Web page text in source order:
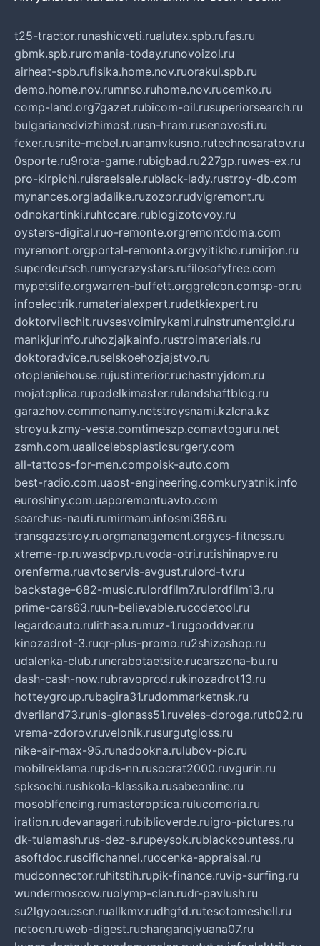
t25-tractor.runashicveti.rualutex.spb.rufas.ru
gbmk.spb.ruromania-today.runovoizol.ru
airheat-spb.rufisika.home.nov.ruorakul.spb.ru
demo.home.nov.rumnso.ruhome.nov.rucemko.ru
comp-land.org7gazet.rubicom-oil.rusuperiorsearch.ru
bulgarianedvizhimost.rusn-hram.rusenovosti.ru
fexer.rusnite-mebel.ruanamvkusno.rutechnosaratov.ru
0sporte.ru9rota-game.rubigbad.ru227gp.ruwes-ex.ru
pro-kirpichi.ruisraelsale.rublack-lady.rustroy-db.com
mynances.orgladalike.ruzozor.rudvigremont.ru
odnokartinki.ruhtccare.rublogizotovoy.ru
oysters-digital.ruo-remonte.orgremontdoma.com
myremont.orgportal-remonta.orgvyitikho.rumirjon.ru
superdeutsch.rumycrazystars.rufilosofyfree.com
mypetslife.orgwarren-buffett.orggreleon.comsp-or.ru
infoelectrik.rumaterialexpert.rudetkiexpert.ru
doktorvilechit.ruvsesvoimirykami.ruinstrumentgid.ru
manikjurinfo.ruhozjajkainfo.rustroimaterials.ru
doktoradvice.ruselskoehozjajstvo.ru
otopleniehouse.rujustinterior.ruchastnyjdom.ru
mojateplica.rupodelkimaster.rulandshaftblog.ru
garazhov.commonamy.netstroysnami.kzlcna.kz
stroyu.kzmy-vesta.comtimeszp.comavtoguru.net
zsmh.com.uaallcelebsplasticsurgery.com
all-tattoos-for-men.compoisk-auto.com
best-radio.com.uaost-engineering.comkuryatnik.info
euroshiny.com.uaporemontuavto.com
searchus-nauti.rumirmam.infosmi366.ru
transgazstroy.ruorgmanagement.orgyes-fitness.ru
xtreme-rp.ruwasdpvp.ruvoda-otri.rutishinapve.ru
orenferma.ruavtoservis-avgust.rulord-tv.ru
backstage-682-music.rulordfilm7.rulordfilm13.ru
prime-cars63.ruun-believable.rucodetool.ru
legardoauto.rulithasa.rumuz-1.rugooddver.ru
kinozadrot-3.ruqr-plus-promo.ru2shizashop.ru
udalenka-club.runerabotaetsite.rucarszona-bu.ru
dash-cash-now.rubravoprod.rukinozadrot13.ru
hotteygroup.rubagira31.rudommarketnsk.ru
dveriland73.runis-glonass51.ruveles-doroga.rutb02.ru
vrema-zdorov.ruvelonik.rusurgutgloss.ru
nike-air-max-95.runadookna.rulubov-pic.ru
mobilreklama.rupds-nn.rusocrat2000.ruvgurin.ru
spksochi.rushkola-klassika.rusabeonline.ru
mosoblfencing.rumasteroptica.rulucomoria.ru
iration.rudevanagari.rubiblioverde.ruigro-pictures.ru
dk-tulamash.rus-dez-s.rupeysok.rublackcountess.ru
asoftdoc.ruscifichannel.ruocenka-appraisal.ru
mudconnector.ruhitstih.rupik-finance.ruvip-surfing.ru
wundermoscow.ruolymp-clan.rudr-pavlush.ru
su2lgyoeucscn.ruallkmv.rudhgfd.rutesotomeshell.ru
netoen.ruweb-digest.ruchanganqiyuana07.ru